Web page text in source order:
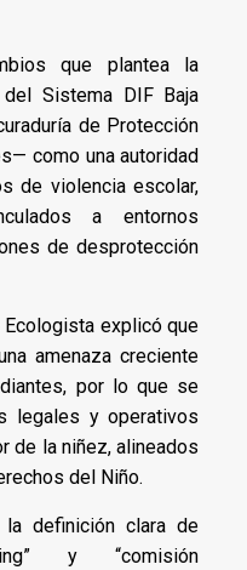
que plantea la
Sistema DIF Baja
de Protección
como una autoridad
de violencia escolar,
a entornos
de desprotección
explicó que
amenaza creciente
por lo que se
legales y operativos
de la niñez, alineados
del Niño.
la definición clara de
y “comisión